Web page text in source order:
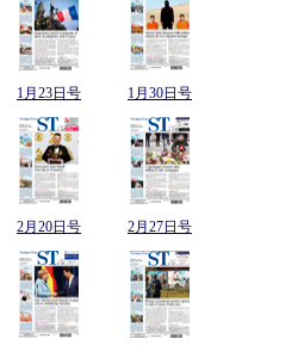
1月23日号 1月30日号
2月20日号 2月27日号